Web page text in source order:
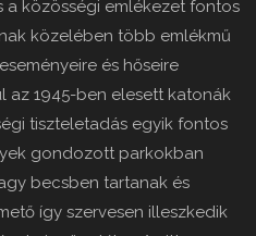
a közösségi emlékezet fontos
közelében több emlékmű
és hőseire
az 1945-ben elesett katonák
tiszteletadás egyik fontos
gondozott parkokban
becsben tartanak és
így szervesen illeszkedik